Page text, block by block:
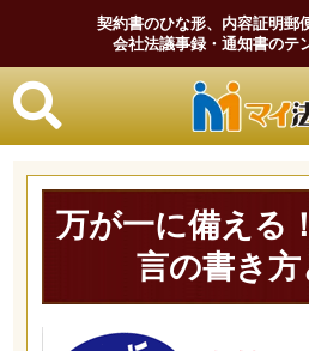
契約書のひな形、内容証明郵
会社法議事録・通知書のテ
万が一に備える
言の書き方